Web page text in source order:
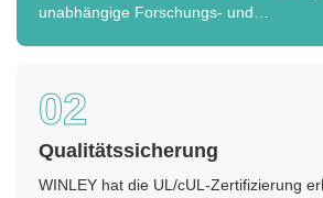
unabhängige Forschungs- und
02
Qualitätssicherung
WINLEY hat die UL/cUL-Zertifizierung